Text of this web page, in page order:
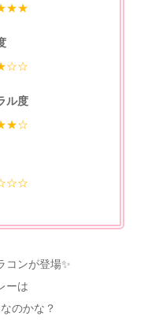
ル度
ンが登場✨
ーは
のかな？